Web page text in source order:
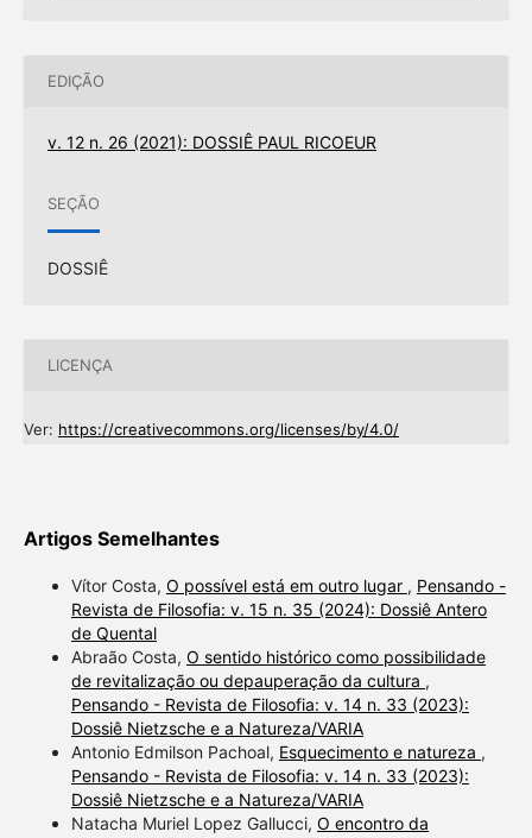
EDIÇÃO
v. 12 n. 26 (2021): DOSSIÊ PAUL RICOEUR
SEÇÃO
DOSSIÊ
LICENÇA
Ver: https://creativecommons.org/licenses/by/4.0/
Artigos Semelhantes
Vítor Costa, O possível está em outro lugar , Pensando -
Revista de Filosofia: v. 15 n. 35 (2024): Dossiê Antero
de Quental
Abraão Costa, O sentido histórico como possibilidade
de revitalização ou depauperação da cultura ,
Pensando - Revista de Filosofia: v. 14 n. 33 (2023):
Dossiê Nietzsche e a Natureza/VARIA
Antonio Edmilson Pachoal, Esquecimento e natureza ,
Pensando - Revista de Filosofia: v. 14 n. 33 (2023):
Dossiê Nietzsche e a Natureza/VARIA
Natacha Muriel Lopez Gallucci, O encontro da